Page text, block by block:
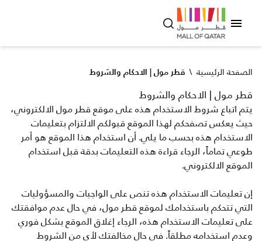
الصفحة الرئيسية \ قطر مول | الاحكام والشروط
قطر مول | الاحكام والشروط
يتم اتباع شروط الاستخدام هذه على موقع قطر مول الالكتروني،
حيث يعكس تصفحكم لهذا الموقع قبولكم الالتزام بتعليمات
الاستخدام هذه بحسب ما يلي. أن استخدام هذا الموقع هو أمر
طوعي تماماً، الرجاء قراءة هذه التعليمات بدقة قبل استخدام
الموقع الالكتروني.
إن تعليمات الاستخدام هذه تنص على الواجبات والمسؤوليات
التي تتحكم باستخدامك لموقع قطر مول، في حال عدم موافقتك
على تعليمات الاستخدام هذه، الرجاء إغلاق الموقع بشكل فوري
وعدم استخدامه مطلقاً. في حال مخالفتك لأي من الشروط